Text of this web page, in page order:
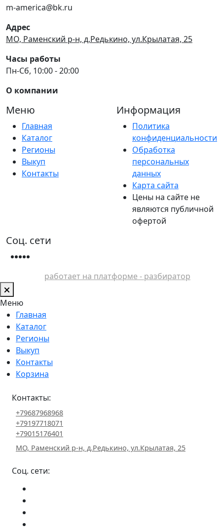
m-america@bk.ru
Адрес
МО, Раменский р-н, д.Редькино, ул.Крылатая, 25
Часы работы
Пн-Сб, 10:00 - 20:00
О компании
Меню
Главная
Каталог
Регионы
Выкуп
Контакты
Информация
Политика
конфиденциальности
Обработка
персональных
данных
Карта сайта
Цены на сайте не
являются публичной
офертой
Соц. сети
работает на платформе - разбиратор
Меню
Главная
Каталог
Регионы
Выкуп
Контакты
Корзина
Контакты:
+79687968968
+79197718071
+79015176401
МО, Раменский р-н, д.Редькино, ул.Крылатая, 25
Соц. сети: